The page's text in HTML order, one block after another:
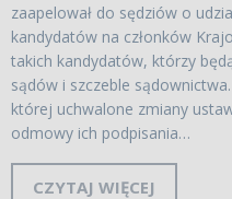
zaapelował do sędziów o
kandydatów na członków
takich kandydatów, którzy
sądów i szczeble
której uchwalone zmiany
odmowy ich podpisania…
CZYTAJ WIĘCEJ